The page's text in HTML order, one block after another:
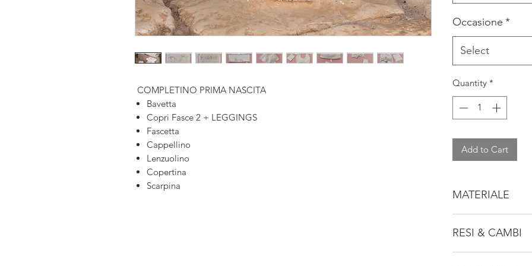
COMPLETINO PRIMA NASCITA
Bavetta
Copri Fasce 2 + LEGGINGS
Fascetta
Cappellino
Lenzuolino
Copertina
Scarpina
Occasione *
Select
Quantity *
Add to Cart
MATERIALE
7% ELASTENE
RESI & CAMBI